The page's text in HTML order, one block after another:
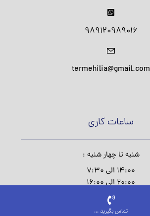
989120989016
termehilia@gmail.com
ساعات کاری
شنبه تا چهار شنبه :
14:00 الی 7:30
20:00 الی 16:00
پنج شنبه :
تماس بگیرید ...